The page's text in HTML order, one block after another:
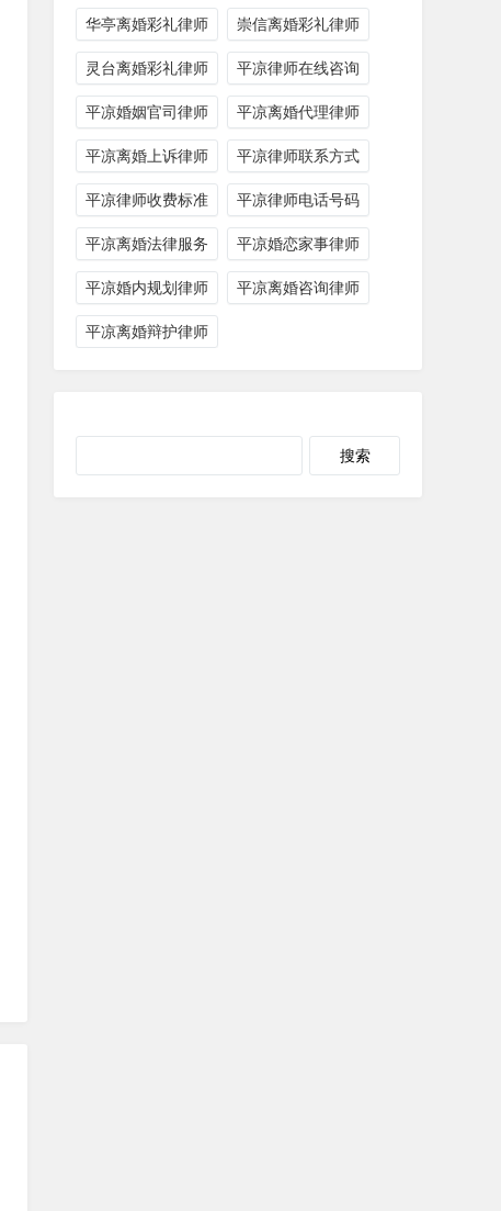
华亭离婚彩礼律师 崇信离婚彩礼律师
灵台离婚彩礼律师 平凉律师在线咨询
平凉婚姻官司律师 平凉离婚代理律师
平凉离婚上诉律师 平凉律师联系方式
平凉律师收费标准 平凉律师电话号码
平凉离婚法律服务 平凉婚恋家事律师
平凉婚内规划律师 平凉离婚咨询律师
平凉离婚辩护律师